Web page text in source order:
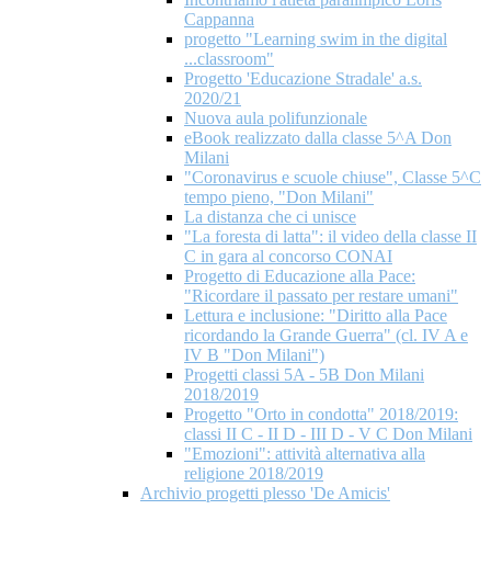
Cappanna
progetto "Learning swim in the digital
...classroom"
Progetto 'Educazione Stradale' a.s.
2020/21
Nuova aula polifunzionale
eBook realizzato dalla classe 5^A Don
Milani
"Coronavirus e scuole chiuse", Classe 5^C
tempo pieno, "Don Milani"
La distanza che ci unisce
"La foresta di latta": il video della classe II
C in gara al concorso CONAI
Progetto di Educazione alla Pace:
"Ricordare il passato per restare umani"
Lettura e inclusione: "Diritto alla Pace
ricordando la Grande Guerra" (cl. IV A e
IV B "Don Milani")
Progetti classi 5A - 5B Don Milani
2018/2019
Progetto "Orto in condotta" 2018/2019:
classi II C - II D - III D - V C Don Milani
"Emozioni": attività alternativa alla
religione 2018/2019
Archivio progetti plesso 'De Amicis'